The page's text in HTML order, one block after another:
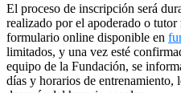
El proceso de inscripción será
realizado por el apoderado o tutor
formulario online disponible en
limitados, y una vez esté
equipo de la Fundación, se
días y horarios de entrenamiento,